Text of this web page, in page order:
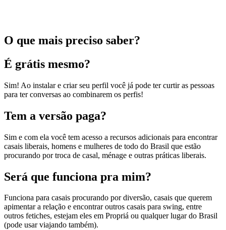
O que mais preciso saber?
É grátis mesmo?
Sim! Ao instalar e criar seu perfil você já pode ter curtir as pessoas
para ter conversas ao combinarem os perfis!
Tem a versão paga?
Sim e com ela você tem acesso a recursos adicionais para encontrar
casais liberais, homens e mulheres de todo do Brasil que estão
procurando por troca de casal, ménage e outras práticas liberais.
Será que funciona pra mim?
Funciona para casais procurando por diversão, casais que querem
apimentar a relação e encontrar outros casais para swing, entre
outros fetiches, estejam eles em Propriá ou qualquer lugar do Brasil
(pode usar viajando também).